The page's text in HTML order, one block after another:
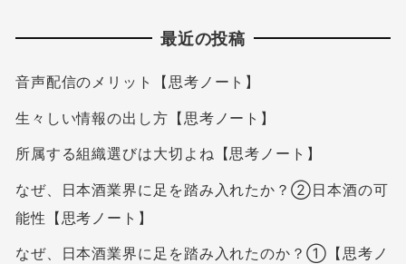
最近の投稿
音声配信のメリット【思考ノート】
生々しい情報の出し方【思考ノート】
所属する組織選びは大切よね【思考ノート】
なぜ、日本酒業界に足を踏み入れたか？②日本酒の可
能性【思考ノート】
なぜ、日本酒業界に足を踏み入れたのか？①【思考ノ